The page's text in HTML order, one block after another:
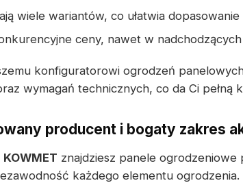
wiele wariantów, co ułatwia
ceny, nawet w
konfiguratorowi ogrodzeń
wymagań technicznych, co da Ci pełną
producent i bogaty zakres
KOWMET znajdziesz panele
każdego elementu